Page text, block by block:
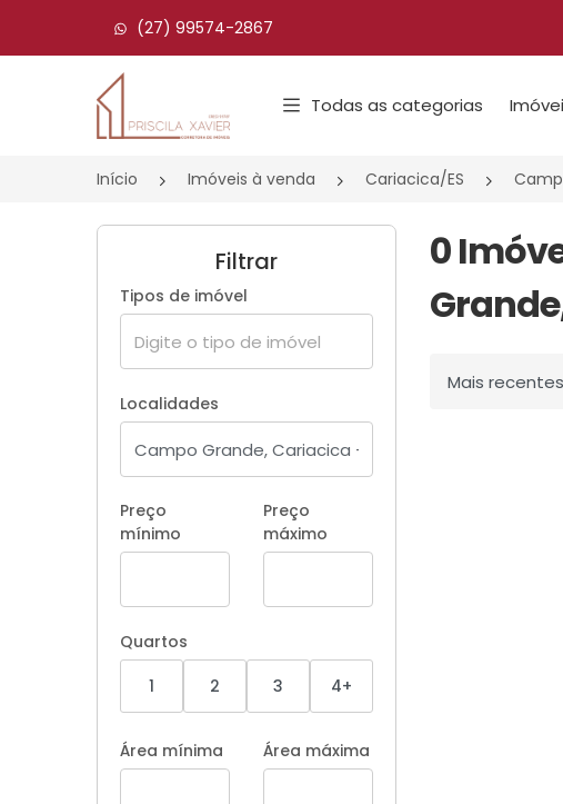
(27) 99574-2867
Página inicial
Todas as categorias
Início Imóveis à venda Cariacica/ES
Filtrar
Tipos de imóvel
Localidades
Preço
mínimo
Preço
máximo
Quartos
1
2 3 4+
Área mínima Área máxima
0
Ordenar por